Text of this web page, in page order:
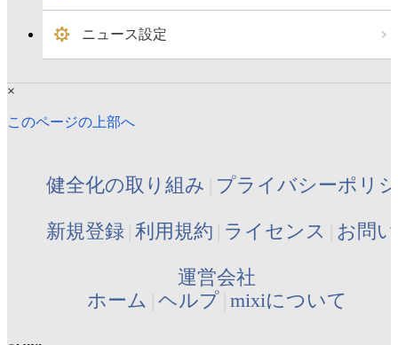
ニュース設定
×
このページの上部へ
健全化の取り組み プライバシーポリ
新規登録 利用規約 ライセンス お問
運営会社
ホーム ヘルプ mixiについて